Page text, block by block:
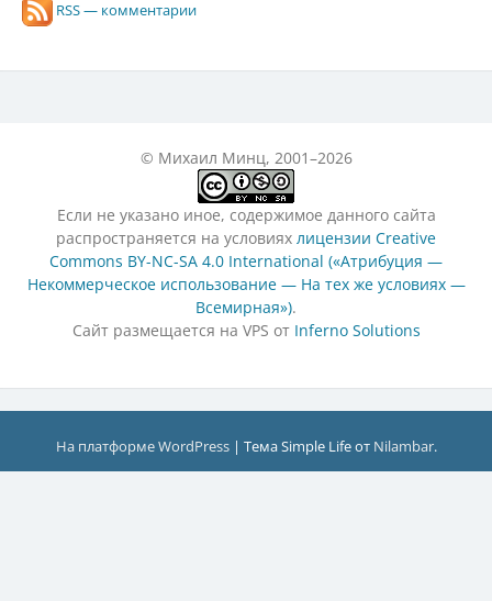
RSS — комментарии
© Михаил Минц, 2001–2026
Если не указано иное, содержимое данного сайта
распространяется на условиях лицензии Creative
Commons BY-NC-SA 4.0 International («Атрибуция —
Некоммерческое использование — На тех же условиях —
Всемирная»).
Сайт размещается на VPS от Inferno Solutions
На платформе WordPress | Тема Simple Life от Nilambar.